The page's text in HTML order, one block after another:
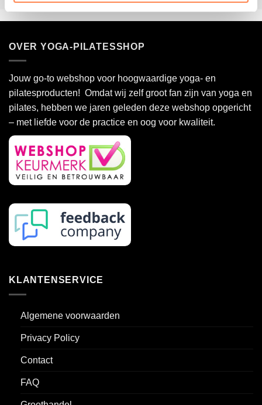
heeft
meerdere
Deze
optie
gekozen
worden
op
de
productpagina
OVER YOGA-PILATESSHOP
Jouw go-to webshop voor hoogwaardige yoga- en
pilatesproducten! Omdat wij zelf groot fan zijn van yoga en
pilates, hebben we jaren geleden deze webshop opgericht
– met liefde voor de practice en oog voor kwaliteit.
KLANTENSERVICE
Algemene voorwaarden
Privacy Policy
Contact
FAQ